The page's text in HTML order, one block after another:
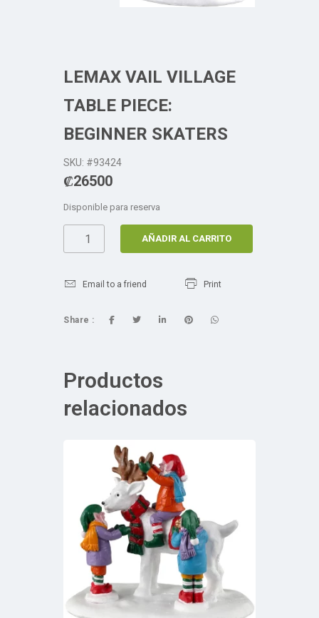
LEMAX VAIL VILLAGE
TABLE PIECE:
BEGINNER SKATERS
SKU: #93424
₡26500
Disponible para reserva
AÑADIR AL CARRITO
Email to a friend Print
Share :
Productos
relacionados